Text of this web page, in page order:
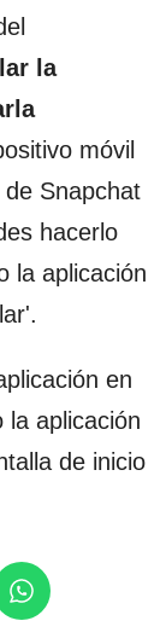
la
móvil
Snapchat
hacerlo
la aplicación
en
la aplicación
de inicio